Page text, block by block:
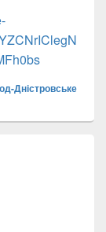
Дністровське